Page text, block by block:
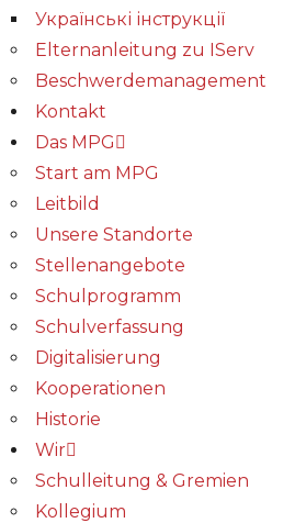
Українські інструкції
Elternanleitung zu IServ
Beschwerdemanagement
Kontakt
Das MPG
Start am MPG
Leitbild
Unsere Standorte
Stellenangebote
Schulprogramm
Schulverfassung
Digitalisierung
Kooperationen
Historie
Wir
Schulleitung & Gremien
Kollegium